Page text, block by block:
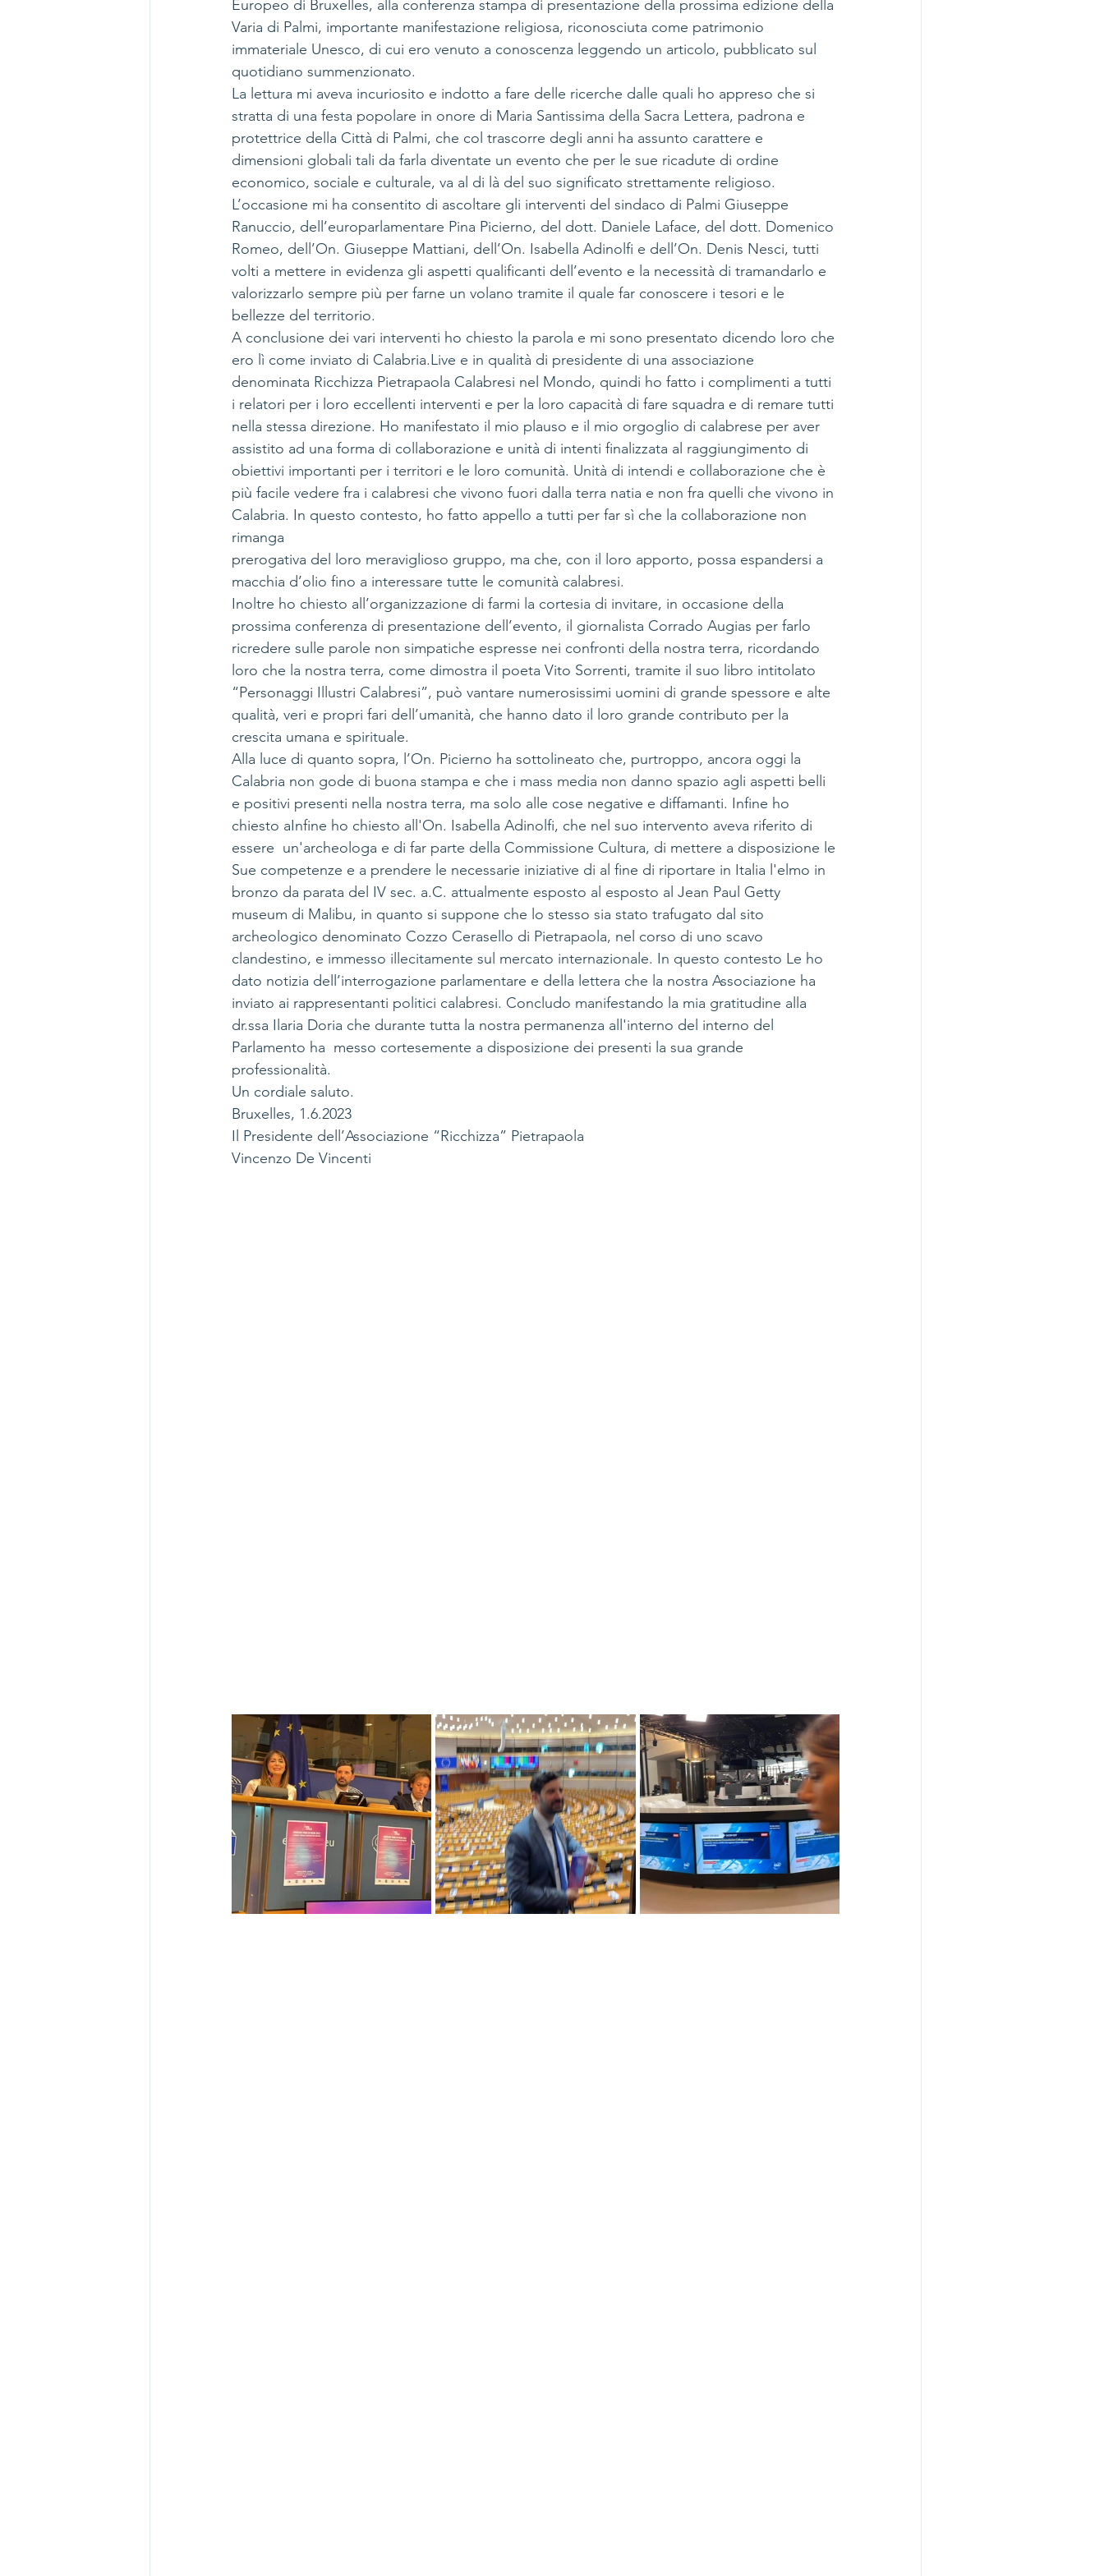
Europeo di Bruxelles, alla conferenza stampa di presentazione della prossima edizione della
Varia di Palmi, importante manifestazione religiosa, riconosciuta come patrimonio
immateriale Unesco, di cui ero venuto a conoscenza leggendo un articolo, pubblicato sul
quotidiano summenzionato.
La lettura mi aveva incuriosito e indotto a fare delle ricerche dalle quali ho appreso che si
stratta di una festa popolare in onore di Maria Santissima della Sacra Lettera, padrona e
protettrice della Città di Palmi, che col trascorre degli anni ha assunto carattere e
dimensioni globali tali da farla diventate un evento che per le sue ricadute di ordine
economico, sociale e culturale, va al di là del suo significato strettamente religioso.
L’occasione mi ha consentito di ascoltare gli interventi del sindaco di Palmi Giuseppe
Ranuccio, dell’europarlamentare Pina Picierno, del dott. Daniele Laface, del dott. Domenico
Romeo, dell’On. Giuseppe Mattiani, dell’On. Isabella Adinolfi e dell’On. Denis Nesci, tutti
volti a mettere in evidenza gli aspetti qualificanti dell’evento e la necessità di tramandarlo e
valorizzarlo sempre più per farne un volano tramite il quale far conoscere i tesori e le
bellezze del territorio.
A conclusione dei vari interventi ho chiesto la parola e mi sono presentato dicendo loro che
ero lì come inviato di Calabria.Live e in qualità di presidente di una associazione
denominata Ricchizza Pietrapaola Calabresi nel Mondo, quindi ho fatto i complimenti a tutti
i relatori per i loro eccellenti interventi e per la loro capacità di fare squadra e di remare tutti
nella stessa direzione. Ho manifestato il mio plauso e il mio orgoglio di calabrese per aver
assistito ad una forma di collaborazione e unità di intenti finalizzata al raggiungimento di
obiettivi importanti per i territori e le loro comunità. Unità di intendi e collaborazione che è
più facile vedere fra i calabresi che vivono fuori dalla terra natia e non fra quelli che vivono in
Calabria. In questo contesto, ho fatto appello a tutti per far sì che la collaborazione non
rimanga
prerogativa del loro meraviglioso gruppo, ma che, con il loro apporto, possa espandersi a
macchia d’olio fino a interessare tutte le comunità calabresi.
Inoltre ho chiesto all’organizzazione di farmi la cortesia di invitare, in occasione della
prossima conferenza di presentazione dell’evento, il giornalista Corrado Augias per farlo
ricredere sulle parole non simpatiche espresse nei confronti della nostra terra, ricordando
loro che la nostra terra, come dimostra il poeta Vito Sorrenti, tramite il suo libro intitolato
“Personaggi Illustri Calabresi”, può vantare numerosissimi uomini di grande spessore e alte
qualità, veri e propri fari dell’umanità, che hanno dato il loro grande contributo per la
crescita umana e spirituale.
Alla luce di quanto sopra, l’On. Picierno ha sottolineato che, purtroppo, ancora oggi la
Calabria non gode di buona stampa e che i mass media non danno spazio agli aspetti belli
e positivi presenti nella nostra terra, ma solo alle cose negative e diffamanti. Infine ho
chiesto aInfine ho chiesto all'On. Isabella Adinolfi, che nel suo intervento aveva riferito di
essere  un'archeologa e di far parte della Commissione Cultura, di mettere a disposizione le
Sue competenze e a prendere le necessarie iniziative di al fine di riportare in Italia l'elmo in
bronzo da parata del IV sec. a.C. attualmente esposto al esposto al Jean Paul Getty
museum di Malibu, in quanto si suppone che lo stesso sia stato trafugato dal sito
archeologico denominato Cozzo Cerasello di Pietrapaola, nel corso di uno scavo
clandestino, e immesso illecitamente sul mercato internazionale. In questo contesto Le ho
dato notizia dell’interrogazione parlamentare e della lettera che la nostra Associazione ha
inviato ai rappresentanti politici calabresi. Concludo manifestando la mia gratitudine alla
dr.ssa Ilaria Doria che durante tutta la nostra permanenza all'interno del interno del
Parlamento ha  messo cortesemente a disposizione dei presenti la sua grande
professionalità.
Un cordiale saluto.
Bruxelles, 1.6.2023
Il Presidente dell’Associazione “Ricchizza” Pietrapaola
Vincenzo De Vincenti